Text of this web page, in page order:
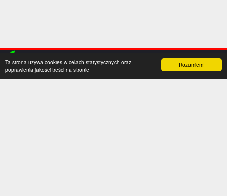
Rozumiem!
Ta strona używa cookies w celach statystycznych oraz
poprawienia jakości treści na stronie